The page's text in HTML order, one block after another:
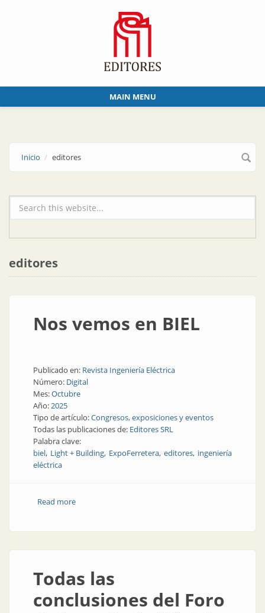
MAIN MENU
Inicio editores
Formulario de búsqueda
editores
Nos vemos en BIEL
Publicado en: Revista Ingeniería Eléctrica
Número: Digital
Mes:Octubre
Año:2025
Tipo de artículo:Congresos, exposiciones y eventos
Todas las publicaciones de: Editores SRL
Palabra clave:
biel Light + Building ExpoFerretera editores ingeniería
eléctrica
Read moreabout Nos vemos en BIEL
Todas las
conclusiones del Foro